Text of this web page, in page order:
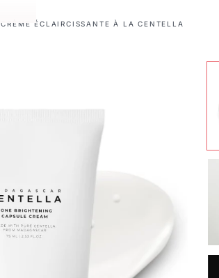
CRÈME ÉCLAIRCISSANTE À LA CENTELLA